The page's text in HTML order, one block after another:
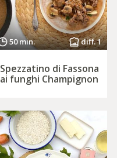
50 min. diff. 1
Spezzatino di Fassona
ai funghi Champignon